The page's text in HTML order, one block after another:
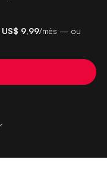
US$ 9,99/mês — ou